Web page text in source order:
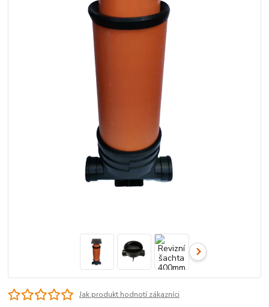
Jak produkt hodnotí zákazníci